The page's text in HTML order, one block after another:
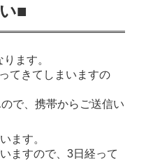
■
ります。
てきてしまいますの
で、携帯からご送信い
ます。
ますので、3日経って